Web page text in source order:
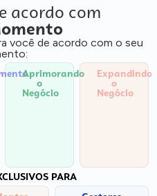
acordo com
você de acordo com o seu
Aprimorando
o
Negócio
Expandindo
o
Negócio
PARA